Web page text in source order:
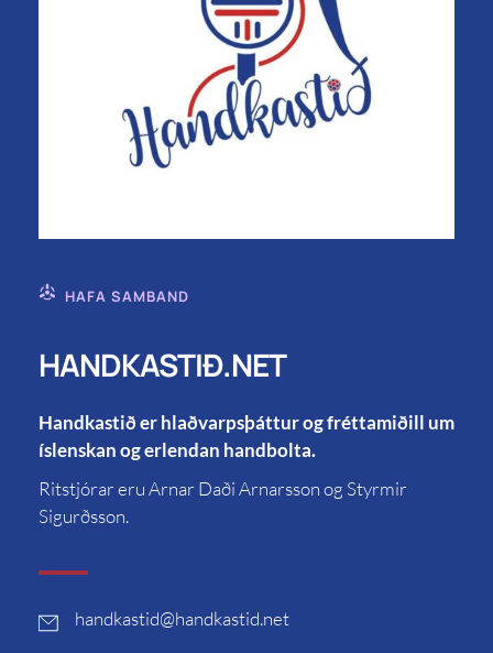
HAFA SAMBAND
HANDKASTIÐ.NET
Handkastið er hlaðvarpsþáttur og fréttamiðill um
íslenskan og erlendan handbolta.
Ritstjórar eru Arnar Daði Arnarsson og Styrmir
Sigurðsson.
handkastid@handkastid.net